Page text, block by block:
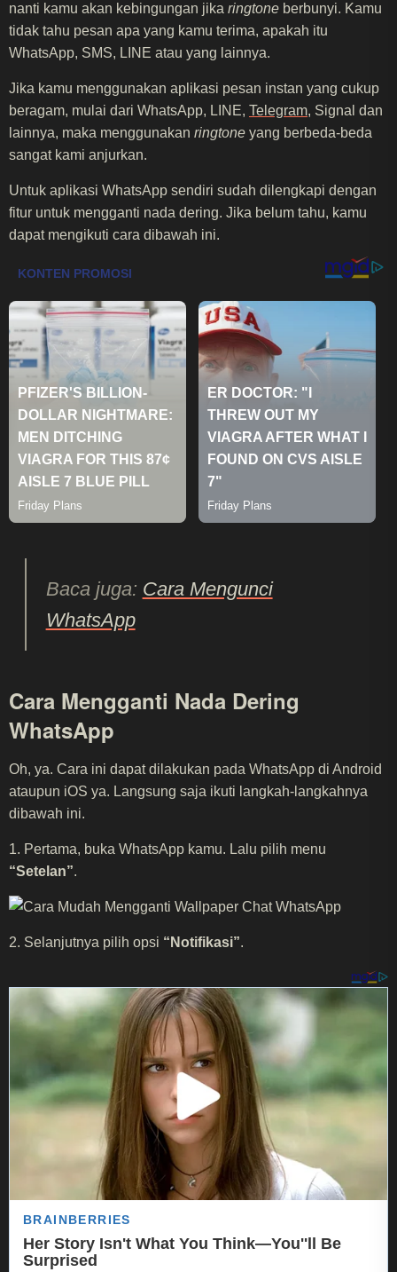
nanti kamu akan kebingungan jika ringtone berbunyi. Kamu
tidak tahu pesan apa yang kamu terima, apakah itu
WhatsApp, SMS, LINE atau yang lainnya.
Jika kamu menggunakan aplikasi pesan instan yang cukup
beragam, mulai dari WhatsApp, LINE, Telegram, Signal dan
lainnya, maka menggunakan ringtone yang berbeda-beda
sangat kami anjurkan.
Untuk aplikasi WhatsApp sendiri sudah dilengkapi dengan
fitur untuk mengganti nada dering. Jika belum tahu, kamu
dapat mengikuti cara dibawah ini.
Baca juga: Cara Mengunci
WhatsApp
Cara Mengganti Nada Dering
WhatsApp
Oh, ya. Cara ini dapat dilakukan pada WhatsApp di Android
ataupun iOS ya. Langsung saja ikuti langkah-langkahnya
dibawah ini.
1. Pertama, buka WhatsApp kamu. Lalu pilih menu
“Setelan”.
2. Selanjutnya pilih opsi “Notifikasi”.